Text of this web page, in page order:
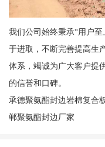
我们公司始终秉承“用户
于进取，不断完善提高生
体系，竭诚为广大客户提
的信誉和口碑。
承德聚氨酯封边岩棉复合
郸聚氨酯封边厂家